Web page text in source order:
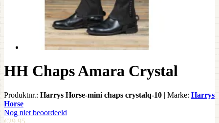
HH Chaps Amara Crystal
Produktnr.: Harrys Horse-mini chaps crystalq-10 | Marke: Harrys
Horse
Nog niet beoordeeld
€29,95